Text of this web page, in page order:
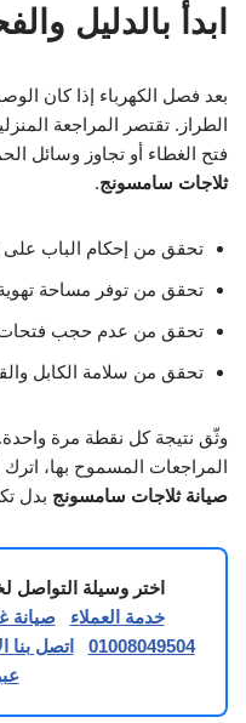
ابدأ بالدليل
بعد فصل الكهرباء إذا كان
الطراز. تقتصر المراجعة
فتح الغطاء أو تجاوز وسائل
ثلاجات سامسونج.
تحقق من إحكام الباب على
تحقق من توفر مساحة
تحقق من عدم حجب فتحات
تحقق من سلامة الكابل
وثّق نتيجة كل نقطة مرة واحدة.
المراجعات المسموح بها، اترك
صيانة ثلاجات سامسونج بدل
اختر وسيلة التواصل
خدمة العملاء
صيانة
01008049504
اتصل بنا الآن: